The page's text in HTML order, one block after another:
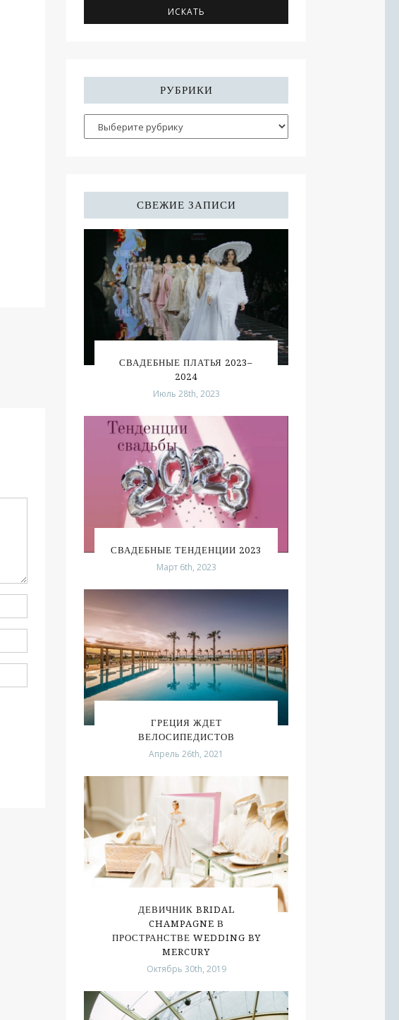
РУБРИКИ
СВЕЖИЕ ЗАПИСИ
СВАДЕБНЫЕ ПЛАТЬЯ 2023–
2024
Июль 28th, 2023
СВАДЕБНЫЕ ТЕНДЕНЦИИ 2023
Март 6th, 2023
ГРЕЦИЯ ЖДЕТ
ВЕЛОСИПЕДИСТОВ
Апрель 26th, 2021
ДЕВИЧНИК BRIDAL
CHAMPAGNE В
ПРОСТРАНСТВЕ WEDDING BY
MERCURY
Октябрь 30th, 2019